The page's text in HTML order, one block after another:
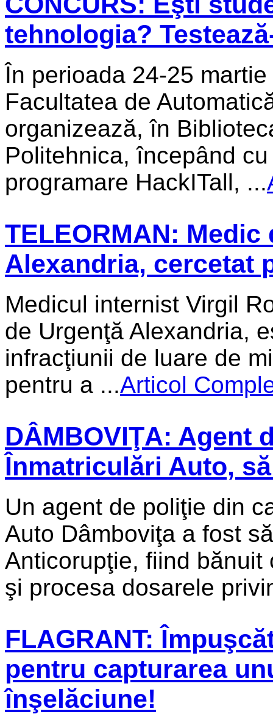
tehnologia?
În perioada 24-25
Facultatea de
organizează, în
Politehnica, începând
programare HackITall, ...
TELEORMAN:
Alexandria, cercetat
Medicul internist Virgil
de Urgenţă Alexandria,
infracţiunii de luare de
pentru a ...Articol
DÂMBOVIŢA: Agent
Înmatriculări Auto,
Un agent de poliţie din
Auto Dâmboviţa a fost
Anticorupţie, fiind
şi procesa dosarele
FLAGRANT:
pentru capturarea
înşelăciune!